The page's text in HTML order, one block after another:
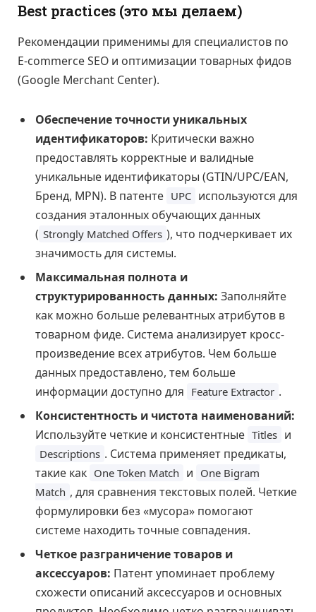
Best practices (это мы делаем)
Рекомендации применимы для специалистов по
E-commerce SEO и оптимизации товарных фидов
(Google Merchant Center).
Обеспечение точности уникальных
идентификаторов: Критически важно
предоставлять корректные и валидные
уникальные идентификаторы (GTIN/UPC/EAN,
Бренд, MPN). В патенте UPC используются для
создания эталонных обучающих данных
( Strongly Matched Offers ), что подчеркивает их
значимость для системы.
Максимальная полнота и
структурированность данных: Заполняйте
как можно больше релевантных атрибутов в
товарном фиде. Система анализирует кросс-
произведение всех атрибутов. Чем больше
данных предоставлено, тем больше
информации доступно для Feature Extractor .
Консистентность и чистота наименований:
Используйте четкие и консистентные Titles и
Descriptions . Система применяет предикаты,
такие как One Token Match и One Bigram
Match , для сравнения текстовых полей. Четкие
формулировки без «мусора» помогают
системе находить точные совпадения.
Четкое разграничение товаров и
аксессуаров: Патент упоминает проблему
схожести описаний аксессуаров и основных